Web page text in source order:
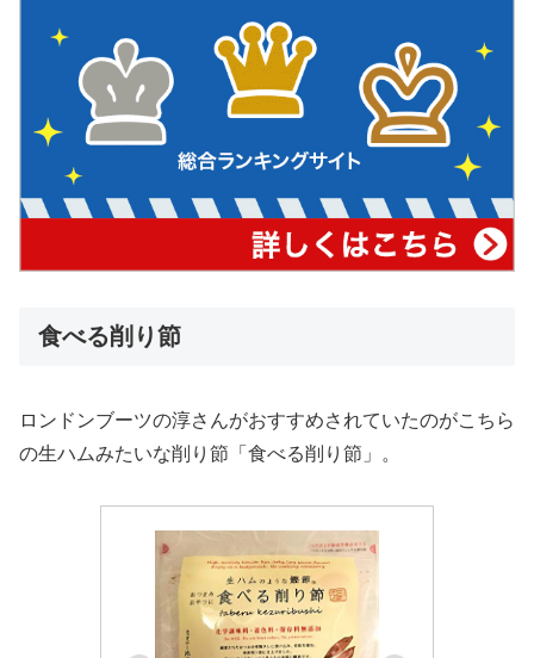
食べる削り節
ロンドンブーツの淳さんがおすすめされていたのがこちら
の生ハムみたいな削り節「食べる削り節」。